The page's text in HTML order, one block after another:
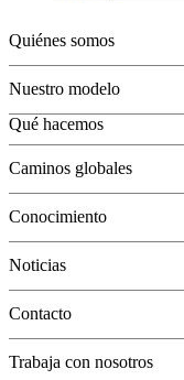
Quiénes somos
Nuestro modelo
Qué hacemos
Jóvenes
Adultos
Grandes
Conservación
Caminos globales
Conocimiento
Noticias
Contacto
Trabaja con nosotros